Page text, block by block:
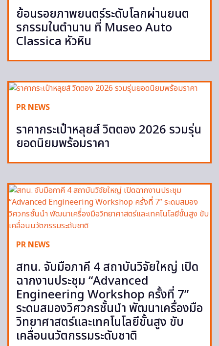
ย้อนรอยภาพยนตร์ระดับโลกผ่านยนต
รกรรมในตำนาน ที่ Museo Auto
Classica หัวหิน
PR NEWS
ราคากระเป๋าหลุยส์ วิตตอง 2026 รวมรุ่น
ยอดนิยมพร้อมราคา
PR NEWS
สทน. จับมือภาคี 4 สถาบันวิจัยใหญ่ เปิด
ฉากงานประชุม “Advanced
Engineering Workshop ครั้งที่ 7”
ระดมสมองวิศวกรชั้นนำ พัฒนาเครื่องมือ
วิทยาศาสตร์และเทคโนโลยีขั้นสูง ขับ
เคลื่อนนวัตกรรมระดับชาติ